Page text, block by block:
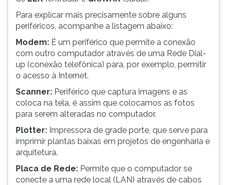
Para explicar mais precisamente sobre alguns
periféricos, acompanhe a listagem abaixo:
Modem: É um periférico que permite a conexão
com outro computador através de uma Rede Dial-
up (conexão telefônica) para, por exemplo, permitir
o acesso à Internet.
Scanner: Periférico que captura imagens e as
coloca na tela, é assim que colocamos as fotos
para serem alteradas no computador.
Plotter: Impressora de grade porte, que serve para
imprimir plantas baixas em projetos de engenharia e
arquitetura.
Placa de Rede: Permite que o computador se
conecte a uma rede local (LAN) através de cabos